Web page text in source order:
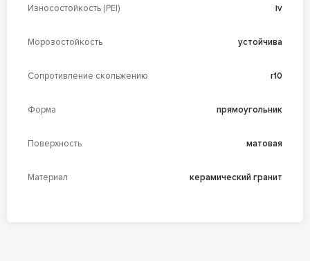
Износостойкость (PEI) iv
Морозостойкость устойчива
Сопротивление скольжению r10
Форма прямоугольник
Поверхность матовая
Материал керамический гранит